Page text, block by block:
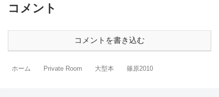
コメント
コメントを書き込む
ホーム Private Room 大型本 篠原2010